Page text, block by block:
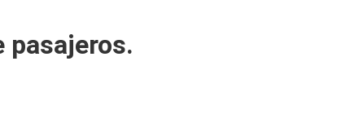
pasajeros.